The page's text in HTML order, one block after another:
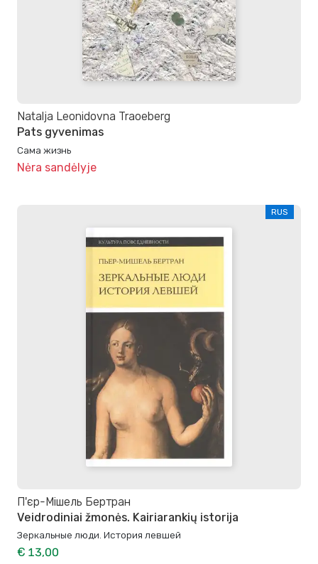
Natalja Leonidovna Traoeberg
Pats gyvenimas
Сама жизнь
Nėra sandėlyje
RUS
П'єр-Мішель Бертран
Veidrodiniai žmonės. Kairiarankių istorija
Зеркальные люди. История левшей
€ 13,00